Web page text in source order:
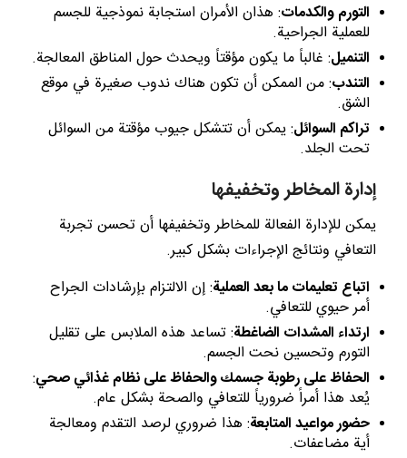
التورم والكدمات: هذان الأمران استجابة نموذجية للجسم
للعملية الجراحية.
التنميل: غالباً ما يكون مؤقتاً ويحدث حول المناطق المعالجة.
التندب: من الممكن أن تكون هناك ندوب صغيرة في موقع
الشق.
تراكم السوائل: يمكن أن تتشكل جيوب مؤقتة من السوائل
تحت الجلد.
إدارة المخاطر وتخفيفها
يمكن للإدارة الفعالة للمخاطر وتخفيفها أن تحسن تجربة
التعافي ونتائج الإجراءات بشكل كبير.
اتباع تعليمات ما بعد العملية: إن الالتزام بإرشادات الجراح
أمر حيوي للتعافي.
ارتداء المشدات الضاغطة: تساعد هذه الملابس على تقليل
التورم وتحسين نحت الجسم.
الحفاظ على رطوبة جسمك والحفاظ على نظام غذائي صحي:
يُعد هذا أمراً ضرورياً للتعافي والصحة بشكل عام.
حضور مواعيد المتابعة: هذا ضروري لرصد التقدم ومعالجة
أية مضاعفات.